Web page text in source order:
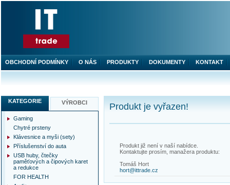
Produkt je vyřazen!
Produkt již není v naší nabídce.
Kontaktujte prosím, manažera produktu:
Tomáš Hort
hort@ittrade.cz
KATEGORIE VÝROBCI
Gaming
Chytré prsteny
Klávesnice a myši (sety)
Příslušenství do auta
USB huby, čtečky
paměťových a čipových karet
a redukce
FOR HEALTH
OBCHODNÍ PODMÍNKY O NÁS PRODUKTY DOKUMENTY KONTAKT